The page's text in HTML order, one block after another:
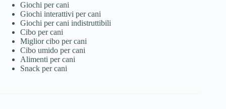
Giochi per cani
Giochi interattivi per cani
Giochi per cani indistruttibili
Cibo per cani
Miglior cibo per cani
Cibo umido per cani
Alimenti per cani
Snack per cani